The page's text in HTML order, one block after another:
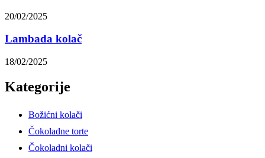
20/02/2025
Lambada kolač
18/02/2025
Kategorije
Božićni kolači
Čokoladne torte
Čokoladni kolači